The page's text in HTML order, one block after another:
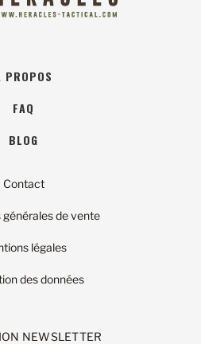
PROPOS
FAQ
BLOG
Contact
générales de vente
légales
des données
NEWSLETTER